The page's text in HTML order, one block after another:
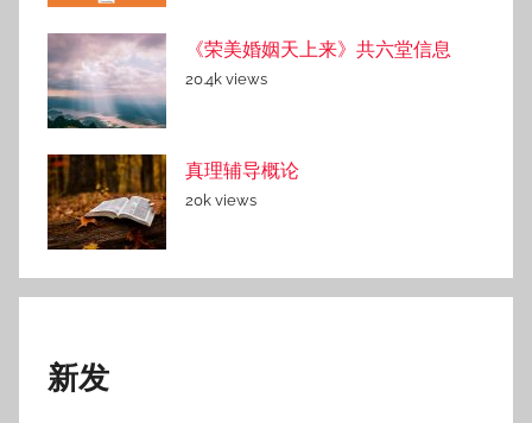
《荣美婚姻天上来》共六堂信息
20.4k views
真理辅导概论
20k views
新发